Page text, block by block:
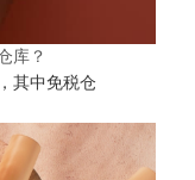
库？
其中免税仓